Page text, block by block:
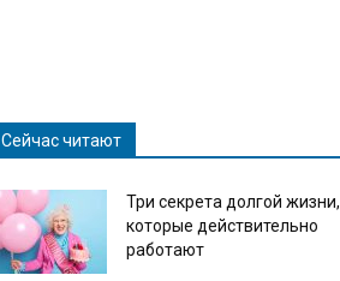
Сейчас читают
Три секрета долгой жизни,
которые действительно
работают